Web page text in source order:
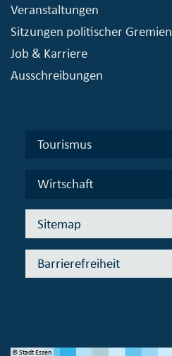
Veranstaltungen
Sitzungen politischer Gremien
Job & Karriere
Ausschreibungen
Tourismus
Wirtschaft
Sitemap
Barrierefreiheit
© Stadt Essen